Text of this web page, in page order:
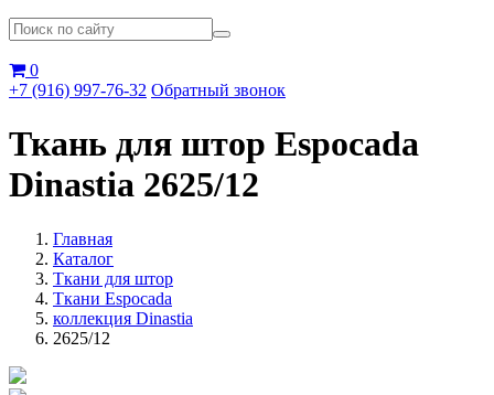
0
+7 (916) 997-76-32 Обратный звонок
Ткань для штор Espocada
Dinastia 2625/12
Главная
Каталог
Ткани для штор
Ткани Espocada
коллекция Dinastia
2625/12